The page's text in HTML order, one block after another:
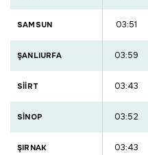
SAMSUN 03:51
ŞANLIURFA 03:59
SİİRT 03:43
SİNOP 03:52
ŞIRNAK 03:43